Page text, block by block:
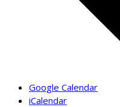
Google Calendar
iCalendar